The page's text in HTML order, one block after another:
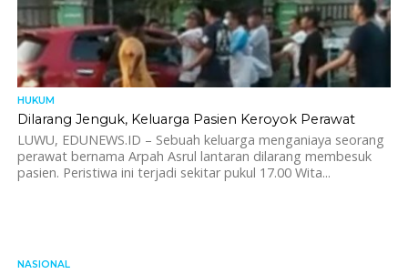
HUKUM
Dilarang Jenguk, Keluarga Pasien Keroyok Perawat
LUWU, EDUNEWS.ID – Sebuah keluarga menganiaya seorang
perawat bernama Arpah Asrul lantaran dilarang membesuk
pasien. Peristiwa ini terjadi sekitar pukul 17.00 Wita...
NASIONAL